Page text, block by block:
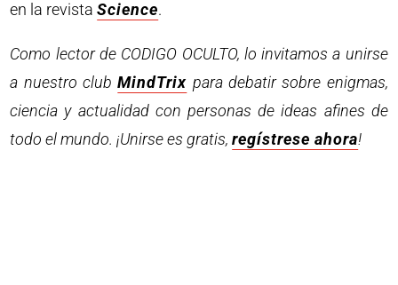
en la revistaScience.
Como lector de CODIGO OCULTO, lo invitamos a unirse
a nuestro clubMindTrix para debatir sobre enigmas,
ciencia y actualidad con personas de ideas afines de
todo el mundo. ¡Unirse es gratis,regístrese ahora!